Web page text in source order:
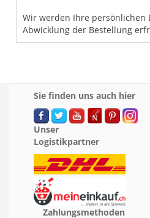
Wir werden Ihre persönlichen
Abwicklung der Bestellung
Sie finden uns auch hier
Unser
Logistikpartner
Zahlungsmethoden